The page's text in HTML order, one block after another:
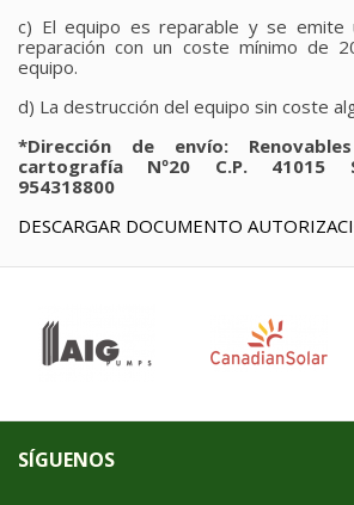
c) El equipo es reparable y se emite
reparación con un coste mínimo de
equipo.
d) La destrucción del equipo sin coste
*Dirección de envío:
cartografía Nº20 C.P. 41015
954318800
DESCARGAR DOCUMENTO
SÍGUENOS